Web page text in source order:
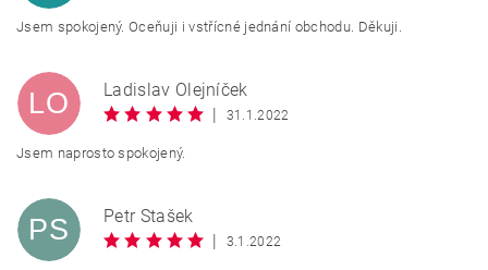
Jsem spokojený. Oceňuji i vstřícné jednání obchodu. Děkuji.
LO
Ladislav Olejníček
|
31.1.2022
Jsem naprosto spokojený.
PS
Petr Stašek
|
3.1.2022